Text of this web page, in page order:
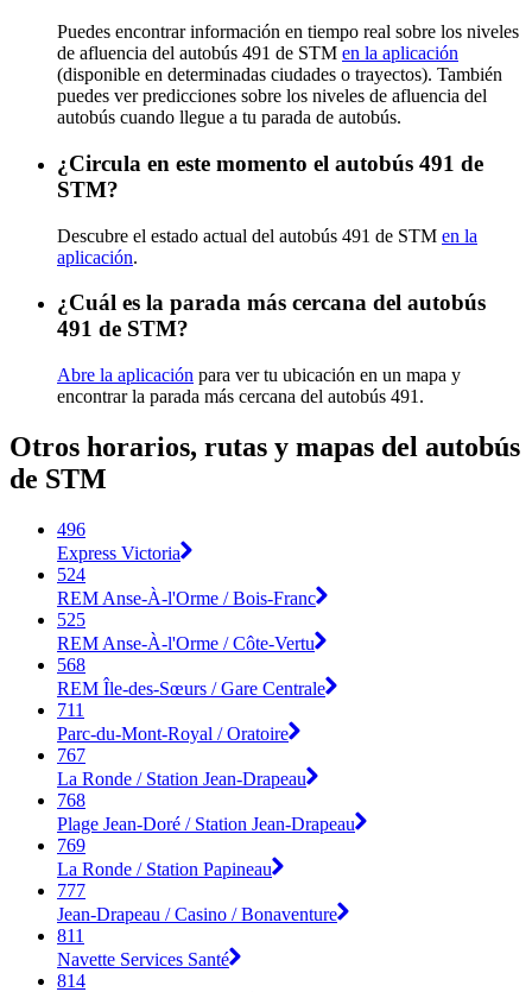
Puedes encontrar información en tiempo real sobre los niveles
de afluencia del autobús 491 de STM en la aplicación
(disponible en determinadas ciudades o trayectos). También
puedes ver predicciones sobre los niveles de afluencia del
autobús cuando llegue a tu parada de autobús.
¿Circula en este momento el autobús 491 de
STM?
Descubre el estado actual del autobús 491 de STM en la
aplicación.
¿Cuál es la parada más cercana del autobús
491 de STM?
Abre la aplicación para ver tu ubicación en un mapa y
encontrar la parada más cercana del autobús 491.
Otros horarios, rutas y mapas del autobús
de STM
496
Express Victoria
524
REM Anse-À-l'Orme / Bois-Franc
525
REM Anse-À-l'Orme / Côte-Vertu
568
REM Île-des-Sœurs / Gare Centrale
711
Parc-du-Mont-Royal / Oratoire
767
La Ronde / Station Jean-Drapeau
768
Plage Jean-Doré / Station Jean-Drapeau
769
La Ronde / Station Papineau
777
Jean-Drapeau / Casino / Bonaventure
811
Navette Services Santé
814